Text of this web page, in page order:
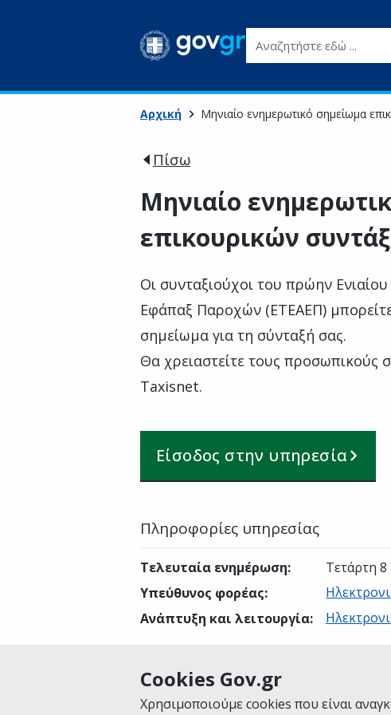
Cookies Gov.gr
Χρησιμοποιούμε cookies που είναι
Αναζητήστε εδώ ...
Αρχική Μηνιαίο ενημερωτικό σημείωμα
Πίσω
Μηνιαίο
επικουρικών
Οι συνταξιούχοι του πρώην
Εφάπαξ Παροχών (ΕΤΕΑΕΠ)
σημείωμα για τη σύνταξή σας.
Θα χρειαστείτε τους προσωπικούς
Taxisnet.
Είσοδος στην υπηρεσία
Πληροφορίες υπηρεσίας
Τελευταία ενημέρωση:
Τετάρτη
Υπεύθυνος φορέας:
Ανάπτυξη και λειτουργία:
Είναι χρήσιμη αυτή η σελίδα;